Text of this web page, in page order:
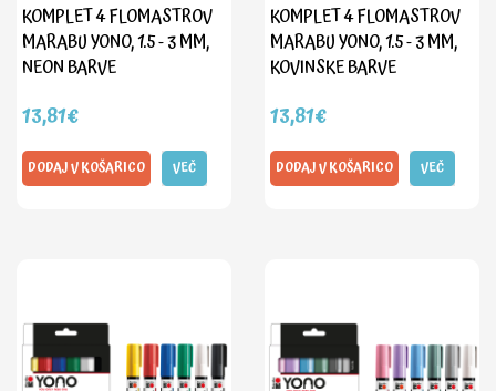
KOMPLET 4 FLOMASTROV
MARABU YONO, 1.5 - 3 MM,
NEON BARVE
13,81€
DODAJ V KOŠARICO VEČ
KOMPLET 4 FLOMASTROV
MARABU YONO, 1.5 - 3 MM,
KOVINSKE BARVE
13,81€
DODAJ V KOŠARICO VEČ